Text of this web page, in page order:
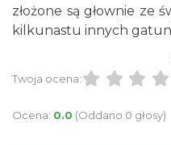
złożone są głownie ze
kilkunastu innych
Twoja ocena:
Ocena: 0.0 (Oddano 0 głosy)